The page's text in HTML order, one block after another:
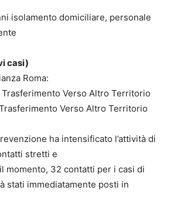
isolamento domiciliare, personale
casi)
Roma:
Trasferimento Verso Altro Territorio
Verso Altro Territorio
ha intensificato l’attività di
stretti e
momento, 32 contatti per i casi di
stati immediatamente posti in